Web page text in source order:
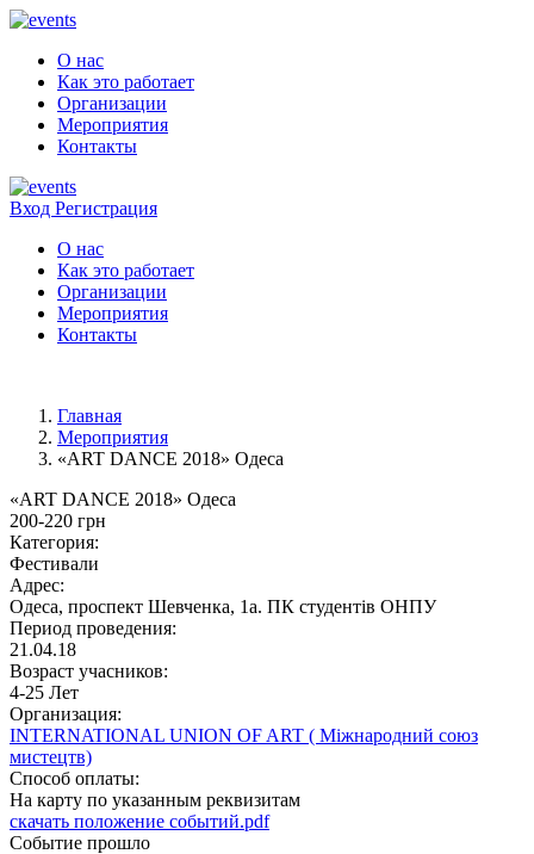
О нас
Как это работает
Организации
Мероприятия
Контакты
Вход Регистрация
О нас
Как это работает
Организации
Мероприятия
Контакты
Главная
Мероприятия
«ART DANCE 2018» Одеса
«ART DANCE 2018» Одеса
200-220 грн
Категория:
Фестивали
Адрес:
Одеса, проспект Шевченка, 1а. ПК студентів ОНПУ
Период проведения:
21.04.18
Возраст учасников:
4-25 Лет
Организация:
INTERNATIONAL UNION OF ART ( Міжнародний союз
мистецтв)
Способ оплаты:
На карту по указанным реквизитам
скачать положение событий.pdf
Событие прошло